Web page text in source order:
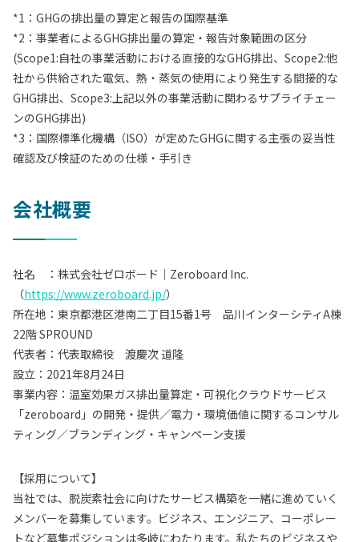
*1：GHGの排出量の算定と報告の国際基準
*2：事業者によるGHG排出量の算定・報告対象範囲の区分
(Scope1:自社の事業活動における直接的なGHG排出、Scope2:他
社から供給された電気、熱・蒸気の使用により発生する間接的な
GHG排出、Scope3:上記以外の事業活動に関わるサプライチェー
ンのGHG排出)
*3：国際標準化機構（ISO）が定めたGHGに関する主張の妥当性
確認及び検証のための仕様・手引き
会社概要
社名 ：株式会社ゼロボード｜Zeroboard Inc.
（https://www.zeroboard.jp/）
所在地：東京都港区港南二丁目15番1号 品川インターシティA棟
22階 SPROUND
代表者：代表取締役 渡慶次 道隆
設立：2021年8月24日
事業内容：温室効果ガス排出量算定・可視化クラウドサービス
「zeroboard」の開発・提供／電力・環境価値に関するコンサル
ティング／ブランディング・キャンペーン支援
【採用について】
当社では、脱炭素社会に向けたサービス構築を一緒に進めていく
メンバーを募集しています。ビジネス、エンジニア、コーポレー
トなど募集ポジションは多岐にわたります。私たちのビジネスや